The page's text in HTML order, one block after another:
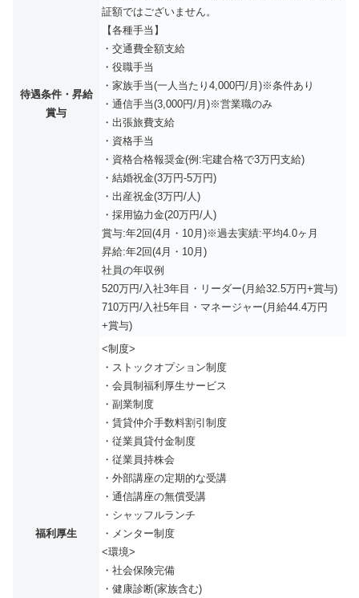
待遇条件・昇給
賞与
証額ではございません。
【各種手当】
・交通費全額支給
・役職手当
・家族手当(一人当たり4,000円/月)※条件あり
・通信手当(3,000円/月)※営業職のみ
・出張旅費支給
・資格手当
・資格合格報奨金(例:宅建合格で3万円支給)
・結婚祝金(3万円-5万円)
・出産祝金(3万円/人)
・採用協力金(20万円/人)
賞与:年2回(4月・10月)※過去実績:平均4.0ヶ月
昇給:年2回(4月・10月)
社員の年収例
520万円/入社3年目・リーダー(月給32.5万円+賞与)
710万円/入社5年目・マネージャー(月給44.4万円
+賞与)
福利厚生
<制度>
・ストックオプション制度
・会員制福利厚生サービス
・副業制度
・賃貸仲介手数料割引制度
・従業員貸付金制度
・従業員持株会
・外部講座の定期的な受講
・通信講座の無償受講
・シャッフルランチ
・メンター制度
<環境>
・社会保険完備
・健康診断(家族含む)